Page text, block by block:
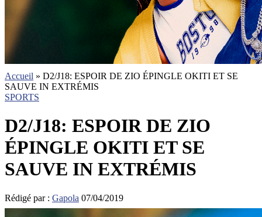
Accueil » D2/J18: ESPOIR DE ZIO ÉPINGLE OKITI ET SE
SAUVE IN EXTRÉMIS
SPORTS
D2/J18: ESPOIR DE ZIO
ÉPINGLE OKITI ET SE
SAUVE IN EXTRÉMIS
Rédigé par : Gapola 07/04/2019